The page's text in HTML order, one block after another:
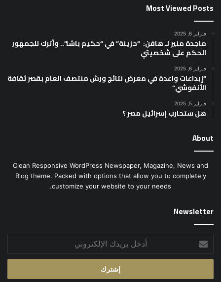
Most Viewed Posts
فبراير 6, 2025
ماجدة منير لـ هافن: “حزينة” في “حكيم باشا”.. وأترك للجمهور
الحكم على شخصيتي
فبراير 6, 2025
“إبداعات واعدة في معرض نتائج ورش منتصف العام بقصر ثقافة
الأنفوشي”
فبراير 5, 2025
هل ستحارب إسرائيل مصر ؟
About
Clean Responsive WordPress Newspaper, Magazine, News and
Blog theme. Packed with options that allow you to completely
customize your website to your needs.
Newsletter
بريدك
الإلكتروني